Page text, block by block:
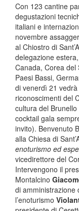
Con 123 cantine
degustazioni
italiani e
novembre
al Chiostro di
delegazione
Canada, Corea del
Paesi Bassi,
di venerdì 21
riconoscimenti del
cultura del
cocktail gala
invito). Benvenuto
alla Chiesa di
enoturismo ed
vicedirettore del
Intervengono il
Montalcino
di amministrazione
l’enoturismo